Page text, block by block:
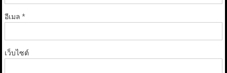
อีเมล *
เว็บไซต์